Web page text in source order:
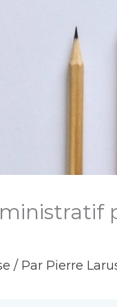
/ Par Pierre